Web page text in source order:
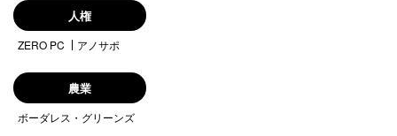
人権
ZERO PC アノサポ
農業
ボーダレス・グリーンズ